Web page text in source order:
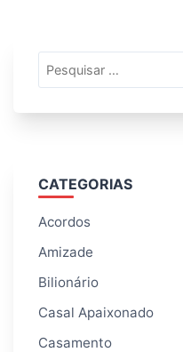
por:
CATEGORIAS
Acordos
Amizade
Bilionário
Casal Apaixonado
Casamento